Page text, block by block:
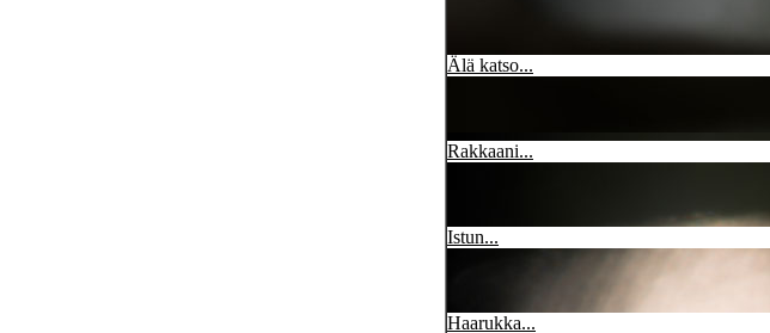
Älä katso...
Rakkaani...
Istun...
Haarukka...